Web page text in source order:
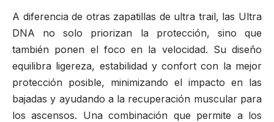
A diferencia de otras zapatillas de ultra trail, las Ultra
DNA no solo priorizan la protección, sino que
también ponen el foco en la velocidad. Su diseño
equilibra ligereza, estabilidad y confort con la mejor
protección posible, minimizando el impacto en las
bajadas y ayudando a la recuperación muscular para
los ascensos. Una combinación que permite a los